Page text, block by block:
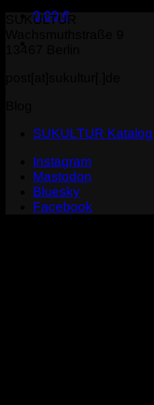
0,00 €
SUKULTUR
SUKULTUR
Instagram
Mastodon
Bluesky
Facebook